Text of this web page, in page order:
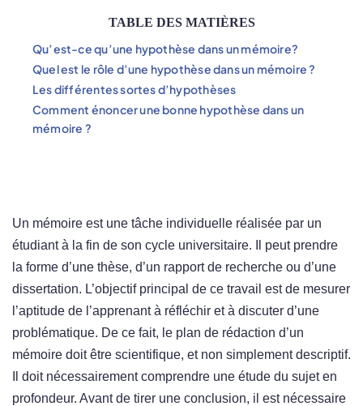
TABLE DES MATIÈRES
Qu’est-ce qu’une hypothèse dans un mémoire?
Quel est le rôle d’une hypothèse dans un mémoire ?
Les différentes sortes d’hypothèses
Comment énoncer une bonne hypothèse dans un
mémoire ?
Un mémoire est une tâche individuelle réalisée par un
étudiant à la fin de son cycle universitaire. Il peut prendre
la forme d’une thèse, d’un rapport de recherche ou d’une
dissertation. L’objectif principal de ce travail est de mesurer
l’aptitude de l’apprenant à réfléchir et à discuter d’une
problématique. De ce fait, le plan de rédaction d’un
mémoire doit être scientifique, et non simplement descriptif.
Il doit nécessairement comprendre une étude du sujet en
profondeur. Avant de tirer une conclusion, il est nécessaire